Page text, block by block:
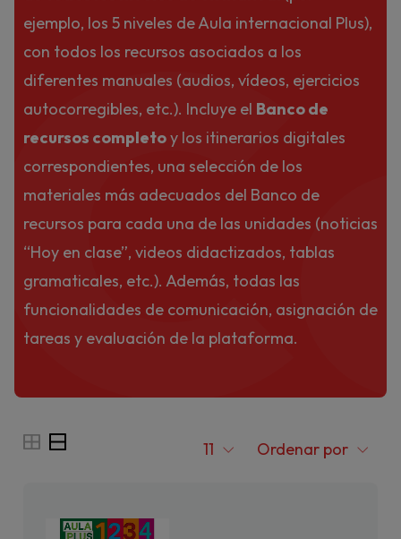
ejemplo, los 5 niveles de Aula internacional Plus),
con todos los recursos asociados a los
diferentes manuales (audios, vídeos, ejercicios
autocorregibles, etc.). Incluye el Banco de
recursos completoy los itinerarios digitales
correspondientes, una selección de los
materiales más adecuados del Banco de
recursos para cada una de las unidades (noticias
“Hoy en clase”, videos didactizados, tablas
gramaticales, etc.). Además, todas las
funcionalidades de comunicación, asignación de
tareas y evaluación de la plataforma.
11 Ordenar por